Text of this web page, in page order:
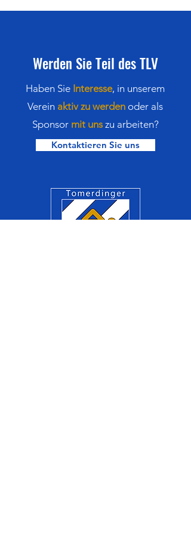
Werden Sie Teil des TLV
Haben Sie Interesse, in unserem
Verein aktiv zu werden oder als
Sponsor mit unszu arbeiten?
Kontaktieren Sie uns